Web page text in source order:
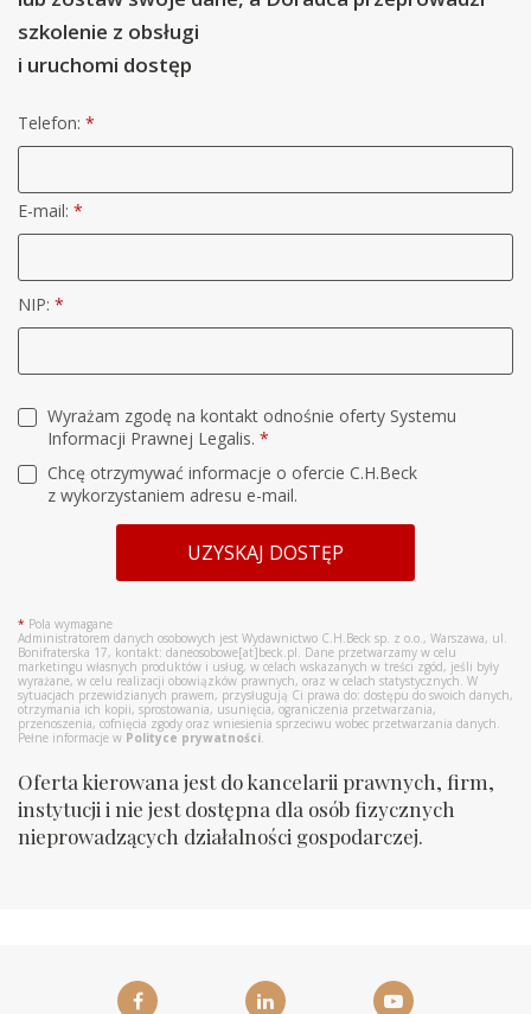
szkolenie z obsługi
i uruchomi dostęp
Telefon: *
E-mail: *
NIP: *
Wyrażam zgodę na kontakt odnośnie oferty Systemu
Informacji Prawnej Legalis. *
Chcę otrzymywać informacje o ofercie C.H.Beck
z wykorzystaniem adresu e-mail.
UZYSKAJ DOSTĘP
* Pola wymagane
Administratorem danych osobowych jest Wydawnictwo C.H.Beck sp. z o.o., Warszawa, ul.
Bonifraterska 17, kontakt: daneosobowe[at]beck.pl. Dane przetwarzamy w celu
marketingu własnych produktów i usług, w celach wskazanych w treści zgód, jeśli były
wyrażane, w celu realizacji obowiązków prawnych, oraz w celach statystycznych. W
sytuacjach przewidzianych prawem, przysługują Ci prawa do: dostępu do swoich danych,
otrzymania ich kopii, sprostowania, usunięcia, ograniczenia przetwarzania,
przenoszenia, cofnięcia zgody oraz wniesienia sprzeciwu wobec przetwarzania danych.
Pełne informacje w Polityce prywatności.
Oferta kierowana jest do kancelarii prawnych, firm,
instytucji i nie jest dostępna dla osób fizycznych
nieprowadzących działalności gospodarczej.